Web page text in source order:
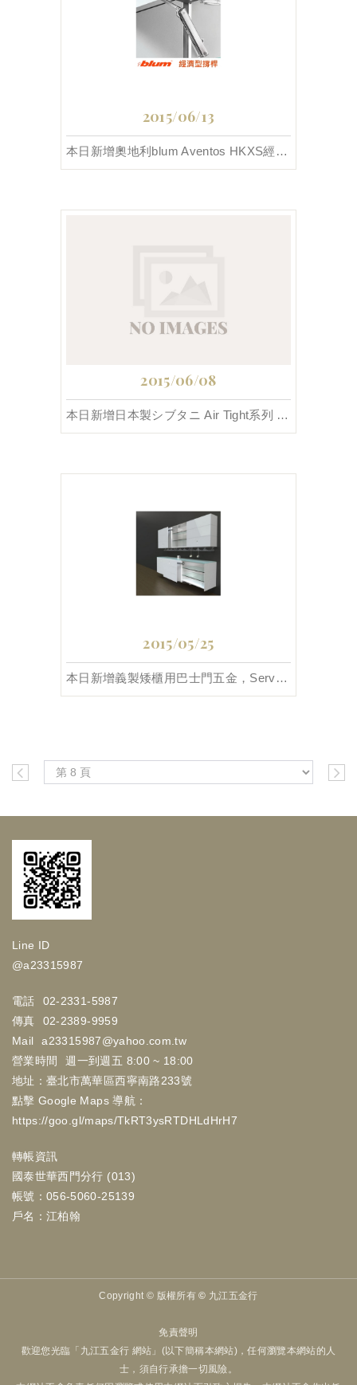
2015/06/13
本日新增奧地利blum Aventos HKXS經濟型撐桿
2015/06/08
本日新增日本製シブタニ Air Tight系列 加強型氣密隔音門把手。
2015/05/25
本日新增義製矮櫃用巴士門五金，Servetto-VS
Line ID
@a23315987
電話
02-2331-5987
傳真
02-2389-9959
Mail
a23315987@yahoo.com.tw
營業時間
週一到週五 8:00 ~ 18:00
地址：臺北市萬華區西寧南路233號
點擊 Google Maps 導航：
https://goo.gl/maps/TkRT3ysRTDHLdHrH7
轉帳資訊
國泰世華西門分行 (013)
帳號：056-5060-25139
戶名：江柏翰
Copyright © 版權所有 © 九江五金行
免責聲明
歡迎您光臨「九江五金行 網站」(以下簡稱本網站)，任何瀏覽本網站的人
士，須自行承擔一切風險。